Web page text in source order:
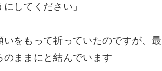
してください」
をもって祈っていたのですが、最
ままにと結んでいます